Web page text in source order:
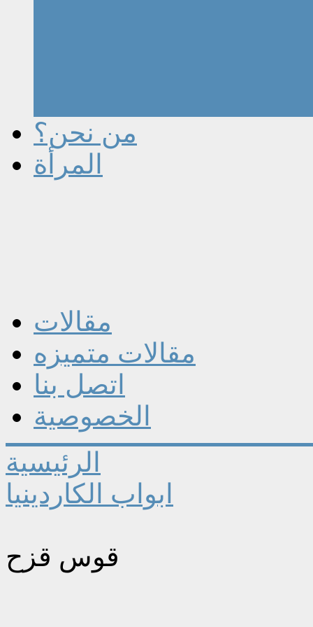
من نحن؟
المرأة
مقالات
مقالات متميزه
اتصل بنا
الخصوصية
الرئيسية
ابواب الكاردينيا
قوس قزح